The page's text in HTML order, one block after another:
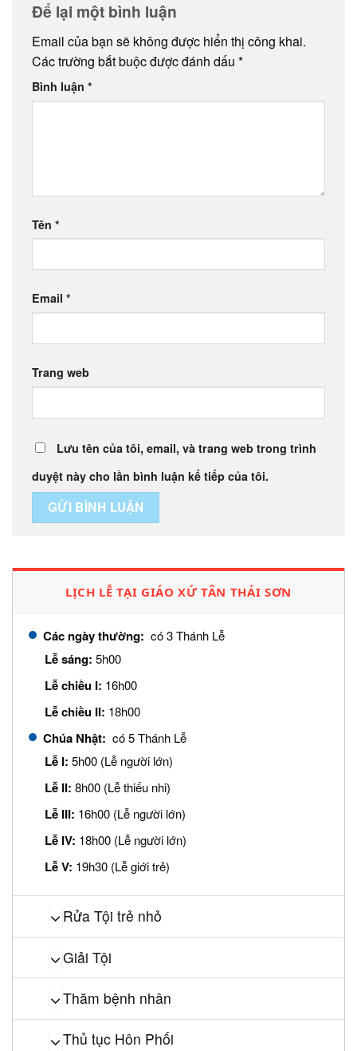
Để lại một bình luận
Email của bạn sẽ không được hiển thị công khai.
Các trường bắt buộc được đánh dấu *
Bình luận *
Tên *
Email *
Trang web
Lưu tên của tôi, email, và trang web trong trình
duyệt này cho lần bình luận kế tiếp của tôi.
LỊCH LỄ TẠI GIÁO XỨ TÂN THÁI SƠN
Các ngày thường: có 3 Thánh Lễ
Lễ sáng: 5h00
Lễ chiều I: 16h00
Lễ chiều II: 18h00
Chúa Nhật: có 5 Thánh Lễ
Lễ I: 5h00 (Lễ người lớn)
Lễ II: 8h00 (Lễ thiếu nhi)
Lễ III: 16h00 (Lễ người lớn)
Lễ IV: 18h00 (Lễ người lớn)
Lễ V: 19h30 (Lễ giới trẻ)
Rửa Tội trẻ nhỏ
Giải Tội
Thăm bệnh nhân
Thủ tục Hôn Phối